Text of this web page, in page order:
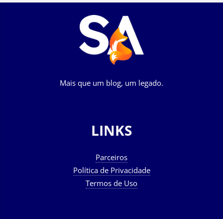
Mais que um blog, um legado.
LINKS
Parceiros
Política de Privacidade
Termos de Uso